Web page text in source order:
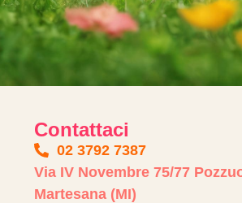
Contattaci
02 3792 7387
Via IV Novembre 75/77
Martesana (MI)